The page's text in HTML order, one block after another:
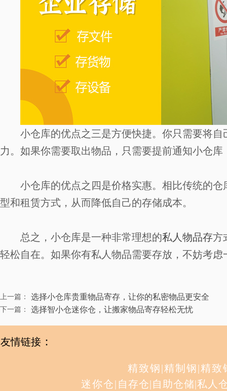
小仓库的优点之三是方便快捷。你只需要将
力。如果你需要取出物品，只需要提前通知小仓
小仓库的优点之四是价格实惠。相比传统的
型和租赁方式，从而降低自己的存储成本。
总之，小仓库是一种非常理想的私人物品存方
轻松自在。如果你有私人物品需要存放，不妨考虑
上一篇： 选择小仓库贵重物品寄存，让你的私密物品更安全
下一篇： 选择智小仓迷你仓，让搬家物品寄存轻松无忧
精致钢|精制钢|精致
迷你仓| 自存仓| 自助仓储|私人
友情链接 ：